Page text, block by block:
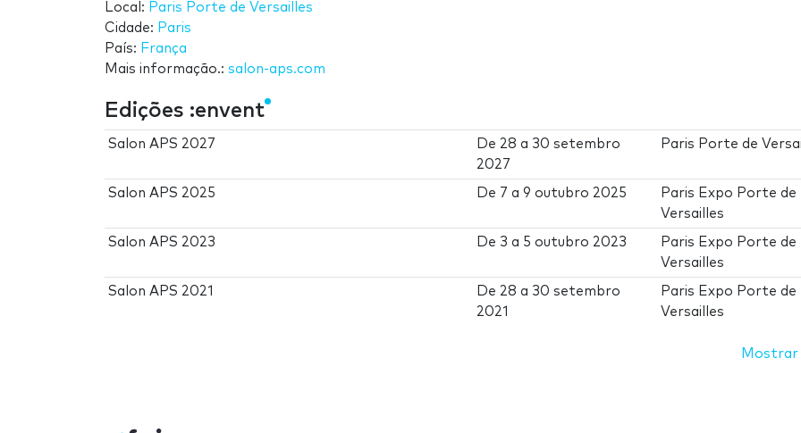
Local: Paris Porte de Versailles
Cidade: Paris
País: França
Mais informação.: salon-aps.com
Edições :envent
Salon APS 2027 De 28 a 30 setembro
2027
Paris Porte de
Salon APS 2025 De 7 a9 outubro 2025
Paris Expo Porte de
Versailles
Salon APS 2023 De 3 a 5 outubro 2023
Paris Expo Porte de
Versailles
Salon APS 2021 De 28 a 30 setembro
2021
Paris Expo Porte de
Versailles
Mostrar